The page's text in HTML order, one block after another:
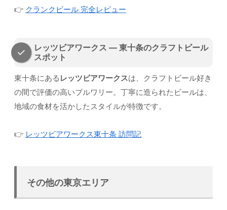
👉 クランクビール 完全レビュー
レッツビアワークス — 東十条のクラフトビール
スポット
東十条にある レッツビアワークスは、クラフトビール好き
の間で評価の高いブルワリー。丁寧に造られたビールは、
地域の食材を活かしたスタイルが特徴です。
👉 レッツビアワークス東十条 訪問記
その他の東京エリア